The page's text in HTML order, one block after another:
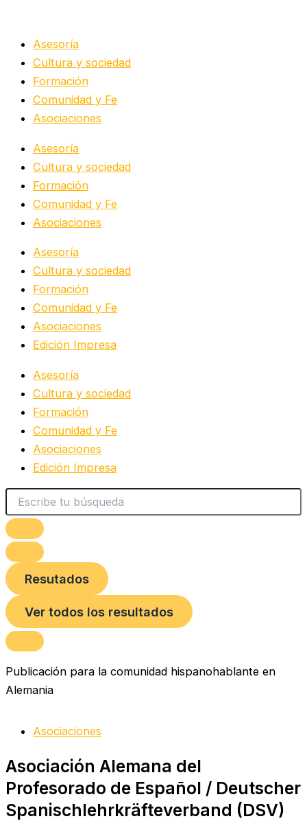
contenidoAsesoría
Cultura y sociedad
Formación
Comunidad y Fe
Asociaciones
Asesoría
Cultura y sociedad
Formación
Comunidad y Fe
Asociaciones
Asesoría
Cultura y sociedad
Formación
Comunidad y Fe
Asociaciones
Edición Impresa
Asesoría
Cultura y sociedad
Formación
Comunidad y Fe
Asociaciones
Edición Impresa
Resutados
Ver todos los resultados
Publicación para la comunidad hispanohablante en
Alemania
Asociaciones
Asociación Alemana del
Profesorado de Español / Deutscher
Spanischlehrkräfteverband (DSV)